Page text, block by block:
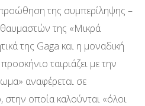
της συμπερίληψης –
της «Μικρά
της Gaga και η μοναδική
ταιριάζει με την
αναφέρεται σε
οποία καλούνται «όλοι